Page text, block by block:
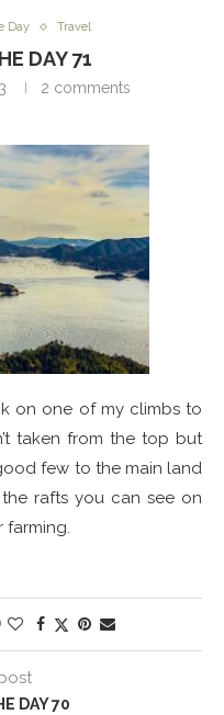
Day Travel
DAY 71
2 comments
on one of my climbs to
taken from the top but
few to the main land
rafts you can see on
farming.
DAY 70